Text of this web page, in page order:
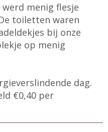
menig flesje
toiletten waren
bij onze
op menig
dag.
€0,40 per